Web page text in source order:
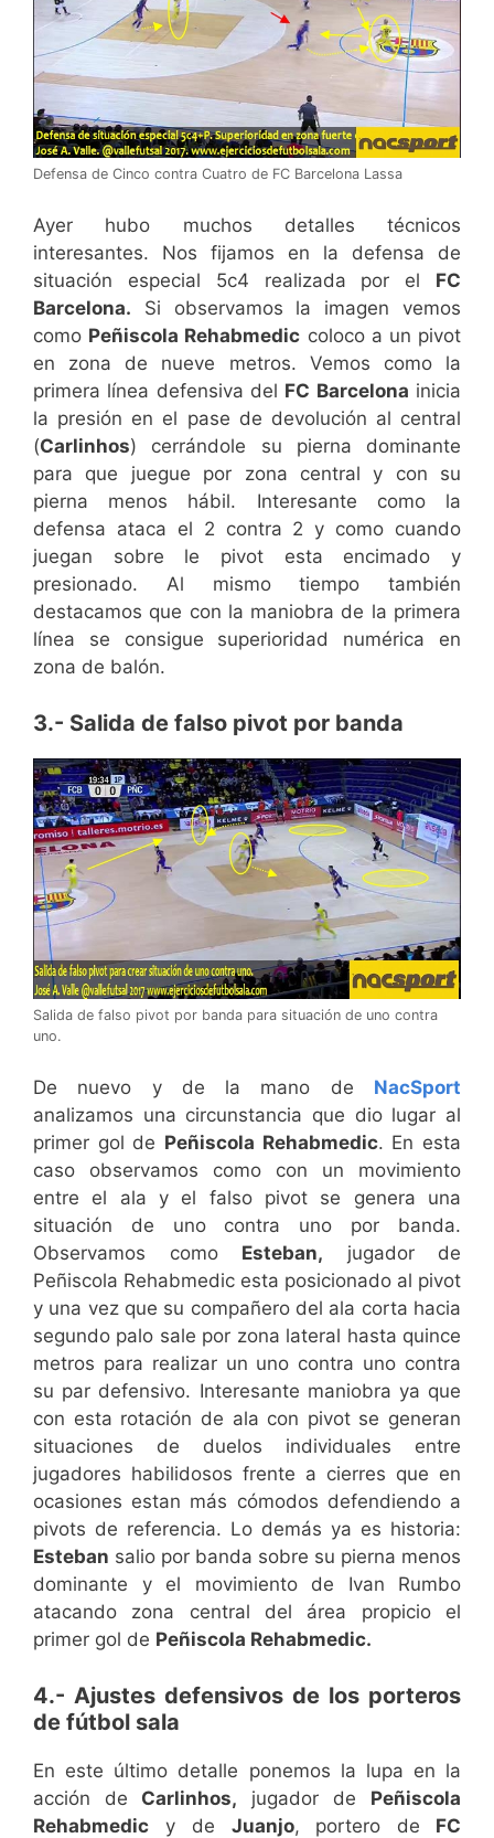
Defensa de Cinco contra Cuatro de FC Barcelona Lassa
Ayer hubo muchos detalles técnicos
interesantes. Nos fijamos en la defensa de
situación especial 5c4 realizada por el FC
Barcelona. Si observamos la imagen vemos
como Peñiscola Rehabmedic coloco a un pivot
en zona de nueve metros. Vemos como la
primera línea defensiva del FC Barcelona inicia
la presión en el pase de devolución al central
(Carlinhos) cerrándole su pierna dominante
para que juegue por zona central y con su
pierna menos hábil. Interesante como la
defensa ataca el 2 contra 2 y como cuando
juegan sobre le pivot esta encimado y
presionado. Al mismo tiempo también
destacamos que con la maniobra de la primera
línea se consigue superioridad numérica en
zona de balón.
3.- Salida de falso pivot por banda
Salida de falso pivot por banda para situación de uno contra
uno.
De nuevo y de la mano de NacSport
analizamos una circunstancia que dio lugar al
primer gol de Peñiscola Rehabmedic. En esta
caso observamos como con un movimiento
entre el ala y el falso pivot se genera una
situación de uno contra uno por banda.
Observamos como Esteban, jugador de
Peñiscola Rehabmedic esta posicionado al pivot
y una vez que su compañero del ala corta hacia
segundo palo sale por zona lateral hasta quince
metros para realizar un uno contra uno contra
su par defensivo. Interesante maniobra ya que
con esta rotación de ala con pivot se generan
situaciones de duelos individuales entre
jugadores habilidosos frente a cierres que en
ocasiones estan más cómodos defendiendo a
pivots de referencia. Lo demás ya es historia:
Esteban salio por banda sobre su pierna menos
dominante y el movimiento de Ivan Rumbo
atacando zona central del área propicio el
primer gol de Peñiscola Rehabmedic.
4.- Ajustes defensivos de los porteros
de fútbol sala
En este último detalle ponemos la lupa en la
acción de Carlinhos, jugador de Peñiscola
Rehabmedic y de Juanjo, portero de FC